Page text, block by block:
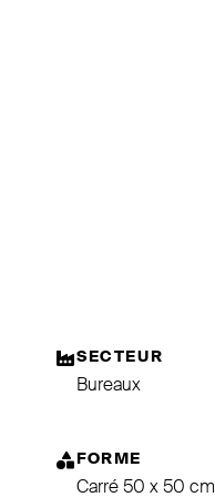
SECTEUR
Bureaux
FORME
Carré 50 x 50 cm